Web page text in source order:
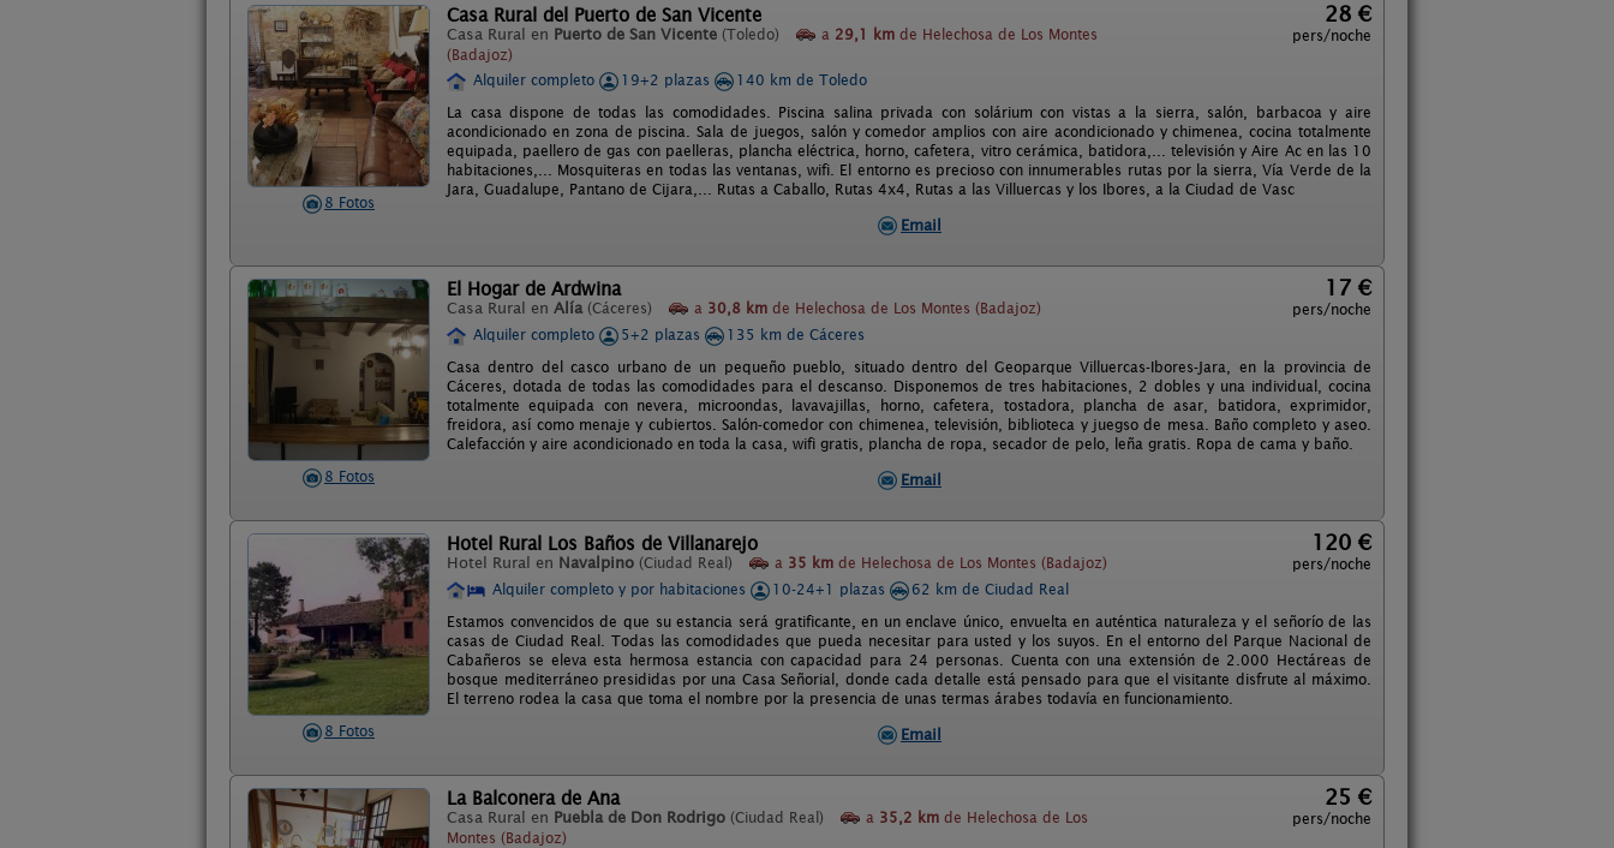
8 Fotos
Casa Rural del Puerto de San Vicente
Casa Rural en Puerto de San Vicente (Toledo) a 29,1 km de Helechosa de Los Montes
(Badajoz)
28 €
pers/noche
Alquiler completo 19+2 plazas
140 km de Toledo
La casa dispone de todas las comodidades. Piscina salina privada con solárium con vistas a la sierra, salón, barbacoa y aire
acondicionado en zona de piscina. Sala de juegos, salón y comedor amplios con aire acondicionado y chimenea, cocina totalmente
equipada, paellero de gas con paelleras, plancha eléctrica, horno, cafetera, vitro cerámica, batidora,... televisión y Aire Ac en las 10
habitaciones,... Mosquiteras en todas las ventanas, wifi. El entorno es precioso con innumerables rutas por la sierra, Vía Verde de la
Jara, Guadalupe, Pantano de Cijara,... Rutas a Caballo, Rutas 4x4, Rutas a las Villuercas y los Ibores, a la Ciudad de Vasc
Email
8 Fotos
El Hogar de Ardwina
Casa Rural en Alía (Cáceres) a 30,8 km de Helechosa de Los Montes (Badajoz)
17 €
pers/noche
Alquiler completo
5+2 plazas
135 km de Cáceres
Casa dentro del casco urbano de un pequeño pueblo, situado dentro del Geoparque Villuercas-Ibores-Jara, en la provincia de
Cáceres, dotada de todas las comodidades para el descanso. Disponemos de tres habitaciones, 2 dobles y una individual, cocina
totalmente equipada con nevera, microondas, lavavajillas, horno, cafetera, tostadora, plancha de asar, batidora, exprimidor,
freidora, así como menaje y cubiertos. Salón-comedor con chimenea, televisión, biblioteca y juegso de mesa. Baño completo y aseo.
Calefacción y aire acondicionado en toda la casa, wifi gratis, plancha de ropa, secador de pelo, leña gratis. Ropa de cama y baño.
Email
8 Fotos
Hotel Rural Los Baños de Villanarejo
Hotel Rural en Navalpino (Ciudad Real) a 35 km de Helechosa de Los Montes (Badajoz)
120 €
pers/noche
Alquiler completo y por habitaciones
10-24+1 plazas
62 km de Ciudad Real
Estamos convencidos de que su estancia será gratificante, en un enclave único, envuelta en auténtica naturaleza y el señorío de las
casas de Ciudad Real. Todas las comodidades que pueda necesitar para usted y los suyos. En el entorno del Parque Nacional de
Cabañeros se eleva esta hermosa estancia con capacidad para 24 personas. Cuenta con una extensión de 2.000 Hectáreas de
bosque mediterráneo presididas por una Casa Señorial, donde cada detalle está pensado para que el visitante disfrute al máximo.
El terreno rodea la casa que toma el nombre por la presencia de unas termas árabes todavía en funcionamiento.
Email
La Balconera de Ana
Casa Rural en Puebla de Don Rodrigo (Ciudad Real) a 35,2 km de Helechosa de Los
Montes (Badajoz)
25 €
pers/noche